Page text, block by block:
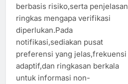
berbasis risiko,serta penjelasan
ringkas mengapa verifikasi
diperlukan.Pada
notifikasi,sediakan pusat
preferensi yang jelas,frekuensi
adaptif,dan ringkasan berkala
untuk informasi non-